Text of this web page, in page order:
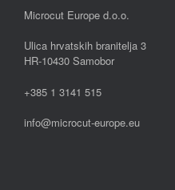
Microcut Europe d.o.o.
Ulica hrvatskih branitelja 3
HR-10430 Samobor
+385 1 3141 515
info@microcut-europe.eu